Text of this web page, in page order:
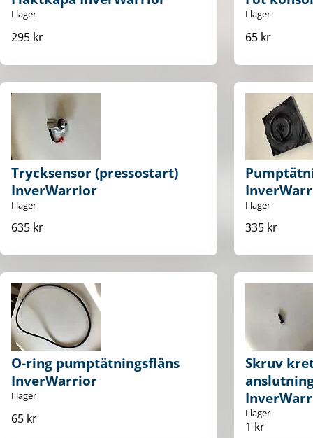
I lager
295 kr
I lager
65 kr
Trycksensor (pressostart)
InverWarrior
I lager
635 kr
I lager
335 kr
O-ring pumptätningsfläns
InverWarrior
I lager
65 kr
Skruv
I lager
1 kr